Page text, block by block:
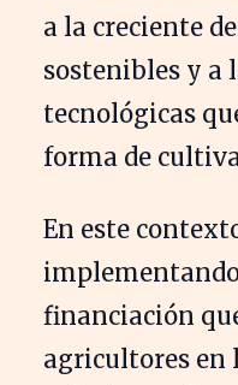
a la creciente
sostenibles y a
tecnológicas
forma de
En este
financiación
agricultores en